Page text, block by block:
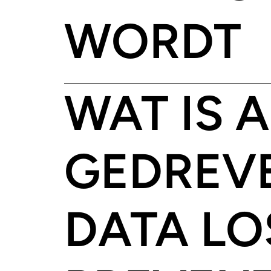
WORDT
WAT IS
DATA